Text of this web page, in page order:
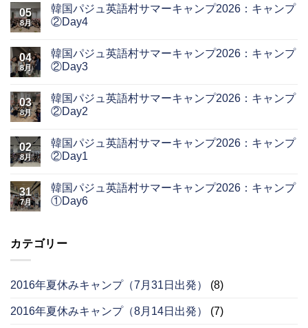
05
8月
韓国パジュ英語村サマーキャンプ2026：キャンプ
②Day4
04
8月
韓国パジュ英語村サマーキャンプ2026：キャンプ
②Day3
03
8月
韓国パジュ英語村サマーキャンプ2026：キャンプ
②Day2
02
8月
韓国パジュ英語村サマーキャンプ2026：キャンプ
②Day1
31
7月
韓国パジュ英語村サマーキャンプ2026：キャンプ
①Day6
カテゴリー
2016年夏休みキャンプ（7月31日出発） (8)
2016年夏休みキャンプ（8月14日出発） (7)